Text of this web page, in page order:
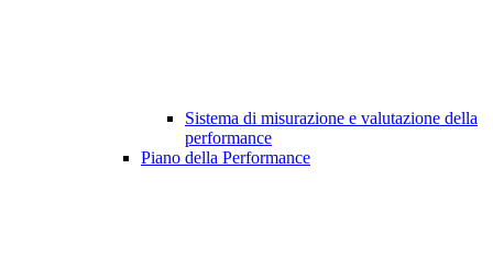
Sistema di misurazione e valutazione della
performance
Piano della Performance